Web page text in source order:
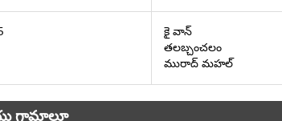
కై వాన్
తలబ్చంచలం
మురాద్ మహల్
గ్రామాలూ